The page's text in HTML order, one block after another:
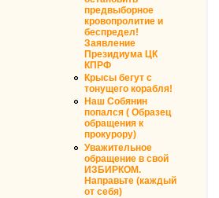
предвыборное
кровопролитие и
беспредел!
Заявление
Президиума ЦК
КПРФ
Крысы бегут с
тонущего корабля!
Наш Собянин
попался ( Образец
обращения к
прокурору)
Уважительное
обращение в свой
ИЗБИРКОМ.
Направьте (каждый
от себя)